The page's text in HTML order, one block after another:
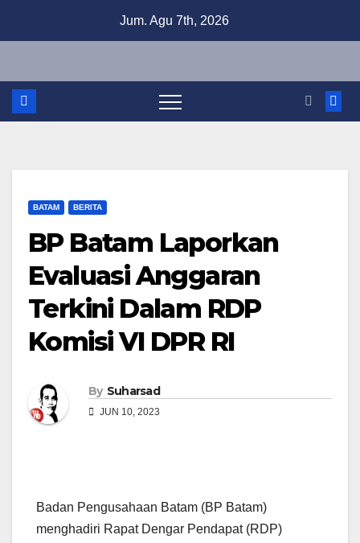
Jum. Agu 7th, 2026
BATAM BERITA
BP Batam Laporkan
Evaluasi Anggaran
Terkini Dalam RDP
Komisi VI DPR RI
By Suharsad
JUN 10, 2023
Badan Pengusahaan Batam (BP Batam)
menghadiri Rapat Dengar Pendapat (RDP)